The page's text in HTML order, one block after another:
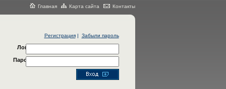
Главная Карта сайта Контакты
Регистрация| Забыли пароль
Логин
Пароль